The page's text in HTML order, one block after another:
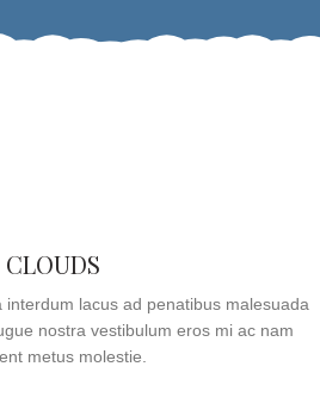
CLOUDS
interdum lacus ad penatibus malesuada
nostra vestibulum eros mi ac nam
metus molestie.